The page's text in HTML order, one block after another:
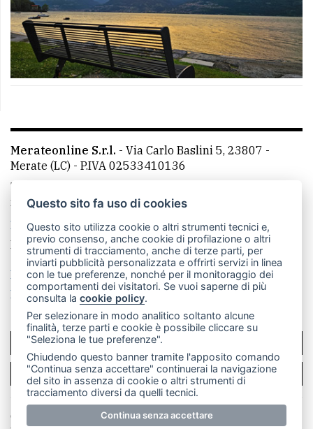
Merateonline S.r.l. - Via Carlo Baslini 5, 23807 -
Merate (LC) - P.IVA 02533410136
Telefono:
mail: redazione@leccoonline.com
La redazione
MerateOnline CasateOnline
RSS
Made by VIP
Privacy policy
Cookie policy
Rivedi le tue scelte sui cookie
SCRIVICI
PER LA TUA PUBBLICITÀ
© Copyright Merateonline S.r.l. - Tutti i diritti riservati.
Questo sito fa uso di cookies
Questo sito utilizza cookie o altri strumenti tecnici e,
previo consenso, anche cookie di profilazione o altri
strumenti di tracciamento, anche di terze parti, per
inviarti pubblicità personalizzata e offrirti servizi in linea
con le tue preferenze, nonché per il monitoraggio dei
comportamenti dei visitatori. Se vuoi saperne di più
consulta lacookie policy.
Per selezionare in modo analitico soltanto alcune
finalità, terze parti e cookie è possibile cliccare su
"Seleziona le tue preferenze".
Chiudendo questo banner tramite l'apposito comando
"Continua senza accettare" continuerai la navigazione
del sito in assenza di cookie o altri strumenti di
tracciamento diversi da quelli tecnici.
Continua senza accettare